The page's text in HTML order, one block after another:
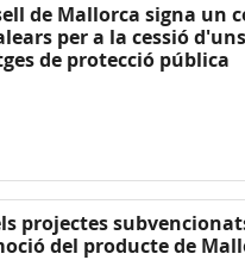
de Mallorca signa un
per a la cessió
de protecció pública
projectes
del producte de